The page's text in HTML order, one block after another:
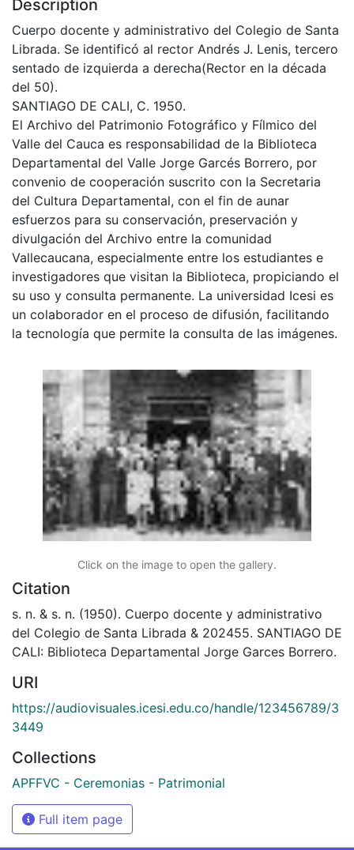
Description
Cuerpo docente y administrativo del Colegio de Santa
Librada. Se identificó al rector Andrés J. Lenis, tercero
sentado de izquierda a derecha(Rector en la década
del 50).
SANTIAGO DE CALI, C. 1950.
El Archivo del Patrimonio Fotográfico y Fílmico del
Valle del Cauca es responsabilidad de la Biblioteca
Departamental del Valle Jorge Garcés Borrero, por
convenio de cooperación suscrito con la Secretaria
del Cultura Departamental, con el fin de aunar
esfuerzos para su conservación, preservación y
divulgación del Archivo entre la comunidad
Vallecaucana, especialmente entre los estudiantes e
investigadores que visitan la Biblioteca, propiciando el
su uso y consulta permanente. La universidad Icesi es
un colaborador en el proceso de difusión, facilitando
la tecnología que permite la consulta de las imágenes.
Click on the image to open the gallery.
Citation
s. n. & s. n. (1950). Cuerpo docente y administrativo
del Colegio de Santa Librada & 202455. SANTIAGO DE
CALI: Biblioteca Departamental Jorge Garces Borrero.
URI
https://audiovisuales.icesi.edu.co/handle/123456789/3
3449
Collections
APFFVC - Ceremonias - Patrimonial
Full item page